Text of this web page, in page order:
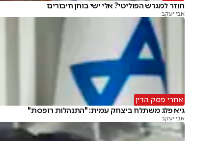
חוזר למגרש הפוליטי? אלי ישי בוחן חיבורים
אבי יעקב
אחרי פסק הדין
גיא פלג משתלח ביצחק עמית: "התנהלות רופסת"
אבי יעקב